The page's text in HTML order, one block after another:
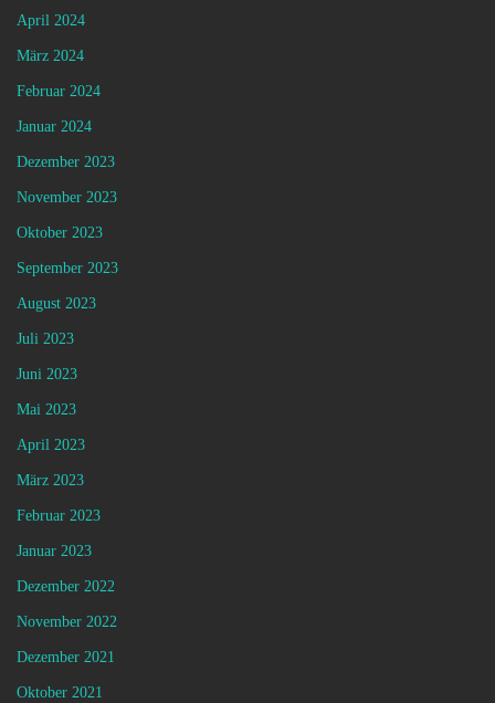
April 2024
März 2024
Februar 2024
Januar 2024
Dezember 2023
November 2023
Oktober 2023
September 2023
August 2023
Juli 2023
Juni 2023
Mai 2023
April 2023
März 2023
Februar 2023
Januar 2023
Dezember 2022
November 2022
Dezember 2021
Oktober 2021